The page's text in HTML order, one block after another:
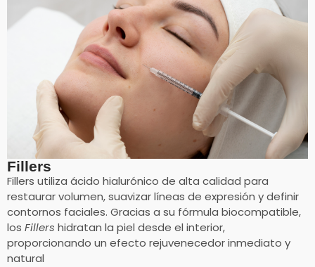
Fillers
Fillers utiliza ácido hialurónico de alta calidad para
restaurar volumen, suavizar líneas de expresión y definir
contornos faciales. Gracias a su fórmula biocompatible,
los Fillers hidratan la piel desde el interior,
proporcionando un efecto rejuvenecedor inmediato y
natural